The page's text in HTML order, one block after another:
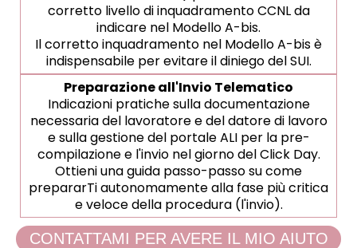
corretto livello di inquadramento CCNL da
indicare nel Modello A-bis.
Il corretto inquadramento nel Modello A-bis è
indispensabile per evitare il diniego del SUI.
Preparazione all'Invio Telematico
Indicazioni pratiche sulla documentazione
necessaria del lavoratore e del datore di lavoro
e sulla gestione del portale ALI per la pre-
compilazione e l'invio nel giorno del Click Day.
Ottieni una guida passo-passo su come
prepararTi autonomamente alla fase più critica
e veloce della procedura (l'invio).
CONTATTAMI PER AVERE IL MIO AIUTO